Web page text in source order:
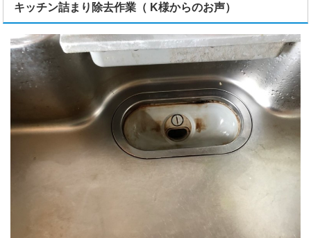
キッチン詰まり除去作業（ K様からのお声）